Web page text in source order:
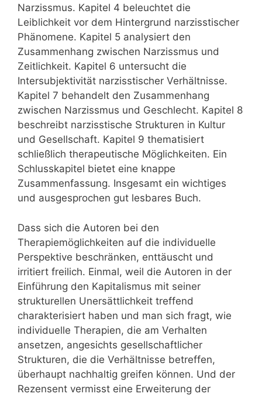
Narzissmus. Kapitel 4 beleuchtet die
Leiblichkeit vor dem Hintergrund narzisstischer
Phänomene. Kapitel 5 analysiert den
Zusammenhang zwischen Narzissmus und
Zeitlichkeit. Kapitel 6 untersucht die
Intersubjektivität narzisstischer Verhältnisse.
Kapitel 7 behandelt den Zusammenhang
zwischen Narzissmus und Geschlecht. Kapitel 8
beschreibt narzisstische Strukturen in Kultur
und Gesellschaft. Kapitel 9 thematisiert
schließlich therapeutische Möglichkeiten. Ein
Schlusskapitel bietet eine knappe
Zusammenfassung. Insgesamt ein wichtiges
und ausgesprochen gut lesbares Buch.
Dass sich die Autoren bei den
Therapiemöglichkeiten auf die individuelle
Perspektive beschränken, enttäuscht und
irritiert freilich. Einmal, weil die Autoren in der
Einführung den Kapitalismus mit seiner
strukturellen Unersättlichkeit treffend
charakterisiert haben und man sich fragt, wie
individuelle Therapien, die am Verhalten
ansetzen, angesichts gesellschaftlicher
Strukturen, die die Verhältnisse betreffen,
überhaupt nachhaltig greifen können. Und der
Rezensent vermisst eine Erweiterung der